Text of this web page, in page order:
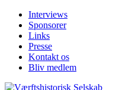
Interviews
Sponsorer
Links
Presse
Kontakt os
Bliv medlem